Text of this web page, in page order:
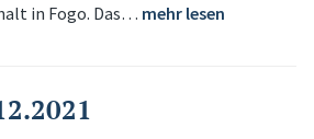
in Fogo. Das… mehr lesen